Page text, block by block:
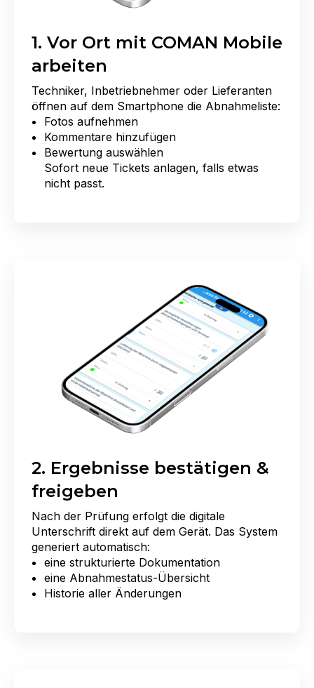
1. Vor Ort mit COMAN Mobile
arbeiten
Techniker, Inbetriebnehmer oder Lieferanten
öffnen auf dem Smartphone die Abnahmeliste:
Fotos aufnehmen
Kommentare hinzufügen
Bewertung auswählen
Sofort neue Tickets anlagen, falls etwas
nicht passt.
2. Ergebnisse bestätigen &
freigeben
Nach der Prüfung erfolgt die digitale
Unterschrift direkt auf dem Gerät. Das System
generiert automatisch:
eine strukturierte Dokumentation
eine Abnahmestatus-Übersicht
Historie aller Änderungen